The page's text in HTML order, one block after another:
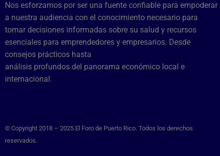
Nos esforzamos por ser una fuente confiable para empoderar
a nuestra audiencia con el conocimiento necesario para
tomar decisiones informadas sobre su salud y recursos
esenciales para emprendedores y empresarios. Desde
consejos prácticos hasta
análisis profundos del panorama económico local e
internacional.
© Copyright 2018 – 2025 El Foro de Puerto Rico. Todos los derechos
reservados.